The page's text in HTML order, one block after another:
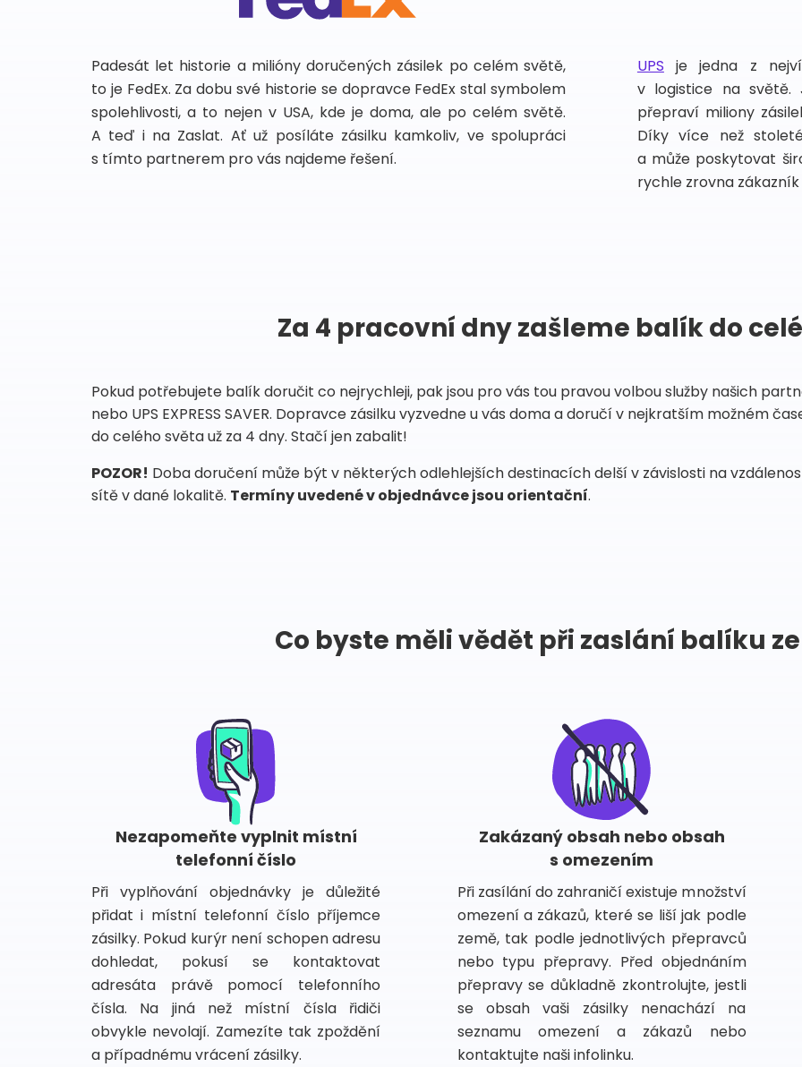
Padesát let historie a milióny doručených zásilek po celém světě,
to je FedEx. Za dobu své historie se dopravce FedEx stal symbolem
spolehlivosti, a to nejen v USA, kde je doma, ale po celém světě.
A teď i na Zaslat. Ať už posíláte zásilku kamkoliv, ve spolupráci
s tímto partnerem pro vás najdeme řešení.
UPS je jedna z
v logistice na světě.
přepraví miliony
Díky více než
a může poskytovat
rychle zrovna
Za 4 pracovní dny zašleme balík do
Pokud potřebujete balík doručit co nejrychleji, pak jsou pro vás tou pravou volbou služby našich
nebo UPS EXPRESS SAVER. Dopravce zásilku vyzvedne u vás doma a doručí v nejkratším možném
do celého světa už za 4 dny. Stačí jen zabalit!
POZOR! Doba doručení může být v některých odlehlejších destinacích delší v závislosti na
sítě v dané lokalitě. Termíny uvedené v objednávce jsou orientační.
Co byste měli vědět při zaslání balíku
Nezapomeňte vyplnit místní
telefonní číslo
Při vyplňování objednávky je důležité
přidat i místní telefonní číslo příjemce
zásilky. Pokud kurýr není schopen adresu
dohledat, pokusí se kontaktovat
adresáta právě pomocí telefonního
čísla. Na jiná než místní čísla řidiči
obvykle nevolají. Zamezíte tak zpoždění
a případnému vrácení zásilky.
Zakázaný obsah nebo obsah
s omezením
Při zasílání do zahraničí existuje množství
omezení a zákazů, které se liší jak podle
země, tak podle jednotlivých přepravců
nebo typu přepravy. Před objednáním
přepravy se důkladně zkontrolujte, jestli
se obsah vaši zásilky nenachází na
seznamu omezení a zákazů nebo
kontaktujte naši infolinku.